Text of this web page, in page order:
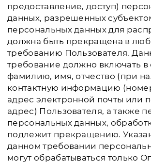
предоставление, доступ)
данных, разрешенных
персональных данных для
должна быть прекращена в
требованию Пользователя.
требование должно включать в
фамилию, имя, отчество (при
контактную информацию
адрес электронной почты или
адрес) Пользователя, а также
персональных данных,
подлежит прекращению.
данном требовании
могут обрабатываться только